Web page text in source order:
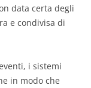
data certa degli
e condivisa di
i sistemi
in modo che